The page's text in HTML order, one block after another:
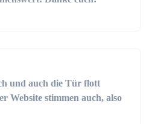
und auch die Tür flott
Website stimmen auch, also